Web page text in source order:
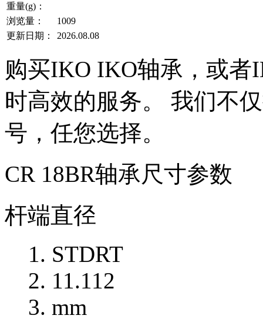
重量(g)：
浏览量：
1009
更新日期：
2026.08.08
购买IKO IKO轴承，或者
时高效的服务。 我们不
号，任您选择。
CR 18BR轴承尺寸参数
杆端直径
STDRT
11.112
mm